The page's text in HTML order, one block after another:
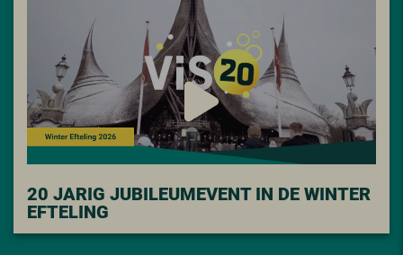
20 JARIG JUBILEUMEVENT IN DE WINTER
EFTELING